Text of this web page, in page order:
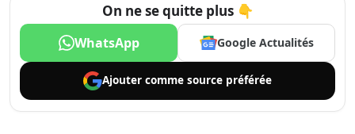
On ne se quitte plus 👇
WhatsApp Google Actualités
Ajouter comme source préférée